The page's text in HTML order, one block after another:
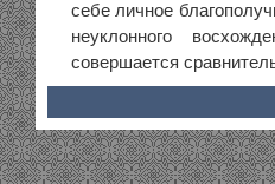
себе личное
неуклонного
совершается